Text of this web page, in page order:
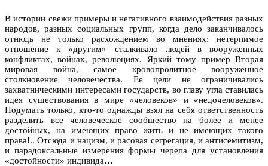
В истории свежи примеры и негативного взаимодействия разных
народов, разных социальных групп, когда дело заканчивалось
отнюдь не только расхождением во мнениях: нетерпимое
отношение к «другим» сталкивало людей в вооруженных
конфликтах, войнах, революциях. Яркий тому пример Вторая
мировая война, самое кровопролитное вооруженное
столкновение человечества. Ее цели не ограничивались
захватническими интересами государств, во главу угла ставилась
идея существования в мире «человеков» и «недочеловеков».
Подумать только, кто-то однажды взял на себя ответственность
разделить все человеческое сообщество на более и менее
достойных, на имеющих право жить и не имеющих такого
права!.. Отсюда и нацизм, и расовая сегрегация, и антисемитизм,
и парадоксальные измерения формы черепа для установления
«достойности» индивида…